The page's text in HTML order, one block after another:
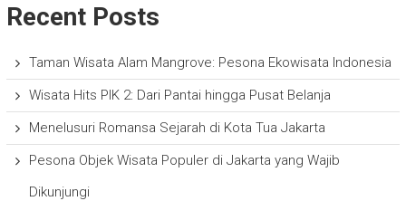
Recent Posts
Taman Wisata Alam Mangrove: Pesona Ekowisata Indonesia
Wisata Hits PIK 2: Dari Pantai hingga Pusat Belanja
Menelusuri Romansa Sejarah di Kota Tua Jakarta
Pesona Objek Wisata Populer di Jakarta yang Wajib
Dikunjungi